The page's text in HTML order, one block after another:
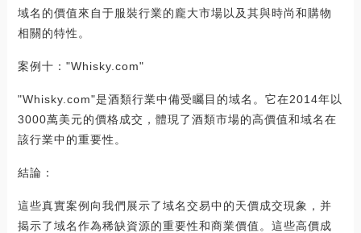
域名的價值來自于服裝行業的龐大市場以及其與時尚和購物
相關的特性。
案例十："Whisky.com"
"Whisky.com"是酒類行業中備受矚目的域名。它在2014年以
3000萬美元的價格成交，體現了酒類市場的高價值和域名在
該行業中的重要性。
結論：
這些真實案例向我們展示了域名交易中的天價成交現象，并
揭示了域名作為稀缺資源的重要性和商業價值。這些高價成